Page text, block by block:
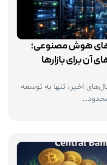
هوش مصنوعی؛
برای بازارها
اخیر، تنها به توسعه